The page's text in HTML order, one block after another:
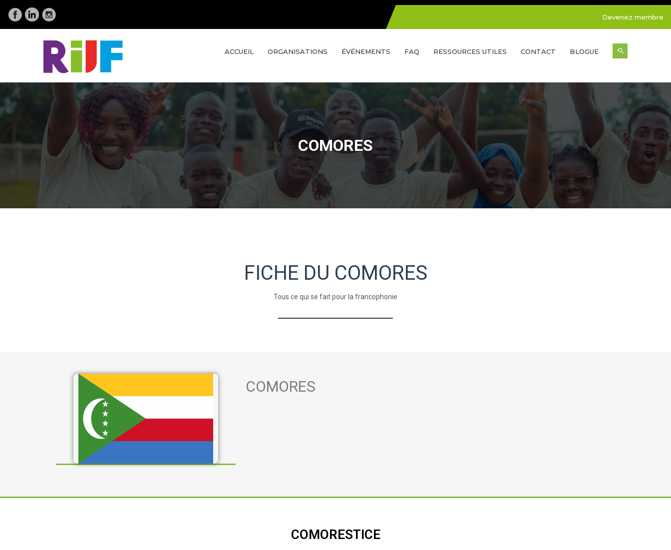
Devenez membre
ACCUEIL ORGANISATIONS ÉVÉNEMENTS FAQ RESSOURCES UTILES CONTACT BLOGUE
COMORES
FICHE DU COMORES
Tous ce qui se fait pour la francophonie
COMORES
COMORESTICE